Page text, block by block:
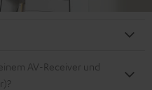
AV-Receiver und